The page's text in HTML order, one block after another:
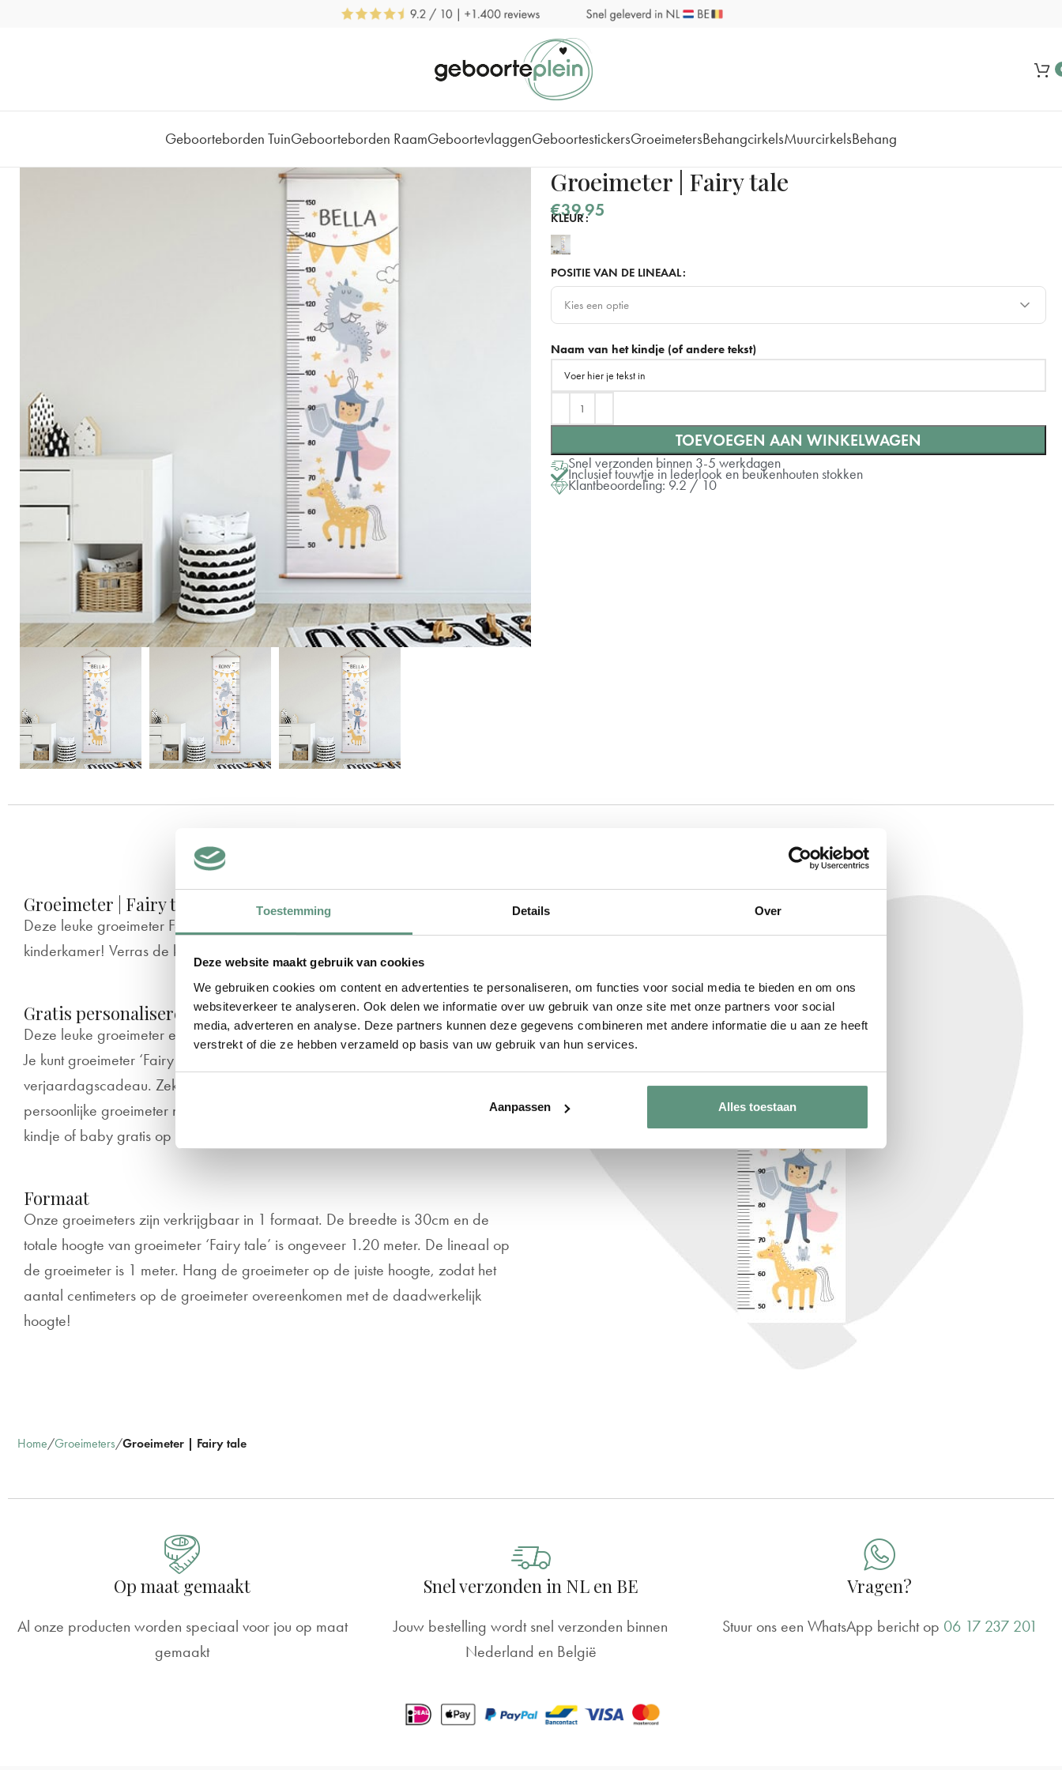
Toestemming Details Over
Deze website maakt gebruik van cookies
We gebruiken cookies om content en advertenties te personaliseren, om functies voor social media te bieden en om ons
websiteverkeer te analyseren. Ook delen we informatie over uw gebruik van onze site met onze partners voor social
media, adverteren en analyse. Deze partners kunnen deze gegevens combineren met andere informatie die u aan ze heeft
verstrekt of die ze hebben verzameld op basis van uw gebruik van hun services.
Aanpassen Alles toestaan
Geboorteborden TuinGeboorteborden RaamGeboortevlaggenGeboortestickersGroeimetersBehangcirkelsMuurcirkelsBehang
Groeimeter | Fairy tale
€39,95
KLEUR
POSITIE VAN DE LINEAAL
Kies een optie
Rechts
Naam van het kindje (of andere tekst)
TOEVOEGEN AAN WINKELWAGEN
Snel verzonden binnen 3-5 werkdagen
Inclusief touwtje in lederlook en beukenhouten stokken
Klantbeoordeling: 9.2 / 10
Groeimeter | Fairy tale
Deze leuke groeimeter Fairy tale hangt supermooi op elke babykamer of
kinderkamer! Verras de kleine met een gepersonaliseerde groeimeter.
Gratis personaliseren
Deze leuke groeimeter een echte eyecatcher op de babykamer of kinderkamer!
Je kunt groeimeter ‘Fairy tale’ cadeau doen, bijvoorbeeld als kraamcadeau of
verjaardagscadeau. Zeker weten dat het in de smaak valt! Omdat een
persoonlijke groeimeter natuurlijk het allerleukste is, zetten we de naam van het
kindje of baby gratis op de groeimeter.
Formaat
Onze groeimeters zijn verkrijgbaar in 1 formaat. De breedte is 30cm en de
totale hoogte van groeimeter ‘Fairy tale’ is ongeveer 1.20 meter. De lineaal op
de groeimeter is 1 meter. Hang de groeimeter op de juiste hoogte, zodat het
aantal centimeters op de groeimeter overeenkomen met de daadwerkelijk
hoogte!
Home Groeimeters Groeimeter | Fairy tale
Op maat gemaakt
Al onze producten worden speciaal voor jou op maat
gemaakt
Snel verzonden in NL en BE
Jouw bestelling wordt snel verzonden binnen
Nederland en België
Vragen?
Stuur ons een WhatsApp bericht op 06 17 237 201